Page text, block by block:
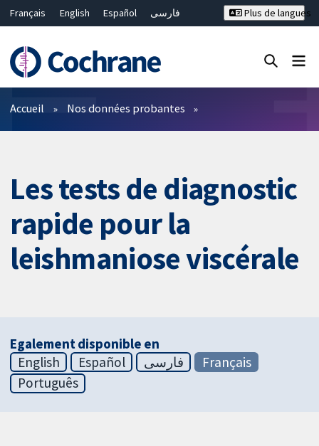
Français English Español
فارسی
Bahasa Malaysia
ไทย
繁體中文
简体中文
Plus de langues
Filtres
Accueil Nos données probantes
Les tests de diagnostic
rapide pour la
leishmaniose viscérale
Egalement disponible en
English
Español فارسی
Français
Português